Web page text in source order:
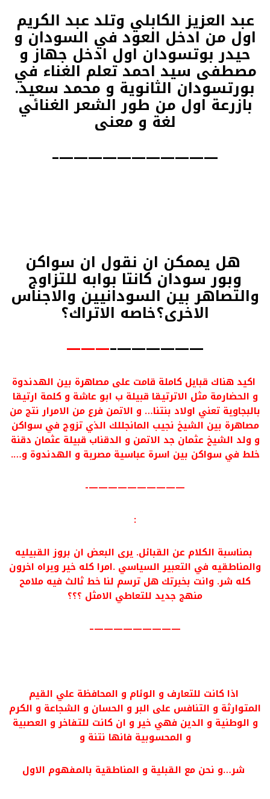
عبد العزيز الكابلي وتلد عبد الكريم
اول من ادخل العود في السودان و
حيدر بوتسودان اول ادخل جهاز و
مصطفى سيد احمد تعلم الغناء في
بورتسودان الثانوية و محمد سعيد.
بازرعة اول من طور الشعر الغنائي
لغة و معنى
———————————–
هل يممكن ان نقول ان سواكن
وبور سودان كانتا بوابه للتزاوج
والتصاهر بين السودانيين والاجناس
الاخرى؟خاصه الاتراك؟
——————–
———
اكيد هناك قبايل كاملة قامت على مصاهرة بين الهدندوة
و الحضارمة مثل الاترتيقا قبيلة ب ابو عاشة و كلمة ارتيقا
بالبجاوية تعني اولاد بنتنا… و الاتمن فرع من الامرار نتج من
مصاهرة بين الشيخ نجيب المانجللك الذي تزوج في سواكن
و ولد الشيخ عثمان جد الاتمن و الدقناب قبيلة عثمان دقنة
خلط في سواكن بين اسرة عباسية مصرية و الهدندوة و….
——————————-
:
بمناسبة الكلام عن القبائل. يرى البعض ان بروز القبيليه
والمناطقيه في التعبير السياسي .امرا كله خير ويراه اخرون
كله شر. وانت بخبرتك هل ترسم لنا خط ثالث فيه ملامح
منهج جديد للتعاطي الامثل ؟؟؟
—————————–
اذا كانت للتعارف و الوئام و المحافظة علي القيم
المتوارثة و التنافس على البر و الحسان و الشجاعة و الكرم
و الوطنية و الدين فهي خير و ان كانت للتفاخر و العصبية
و المحسوبية فانها نتنة و
شر…و نحن مع القبلية و المناطقية بالمفهوم الاول